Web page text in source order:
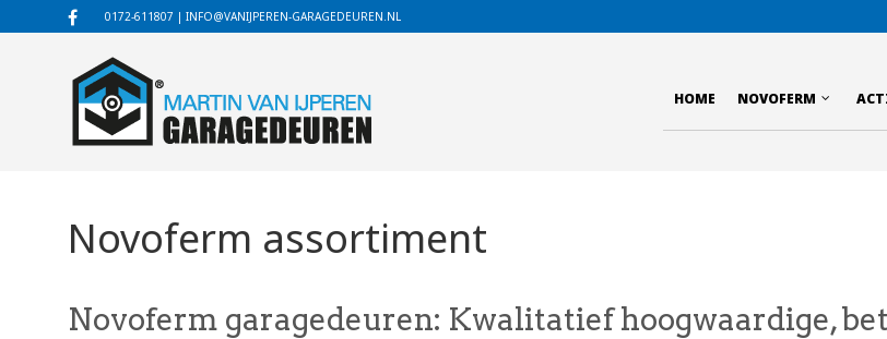
0172-611807 | INFO@VANIJPEREN-GARAGEDEUREN.NL
HOME NOVOFERM
Novoferm assortiment
Novoferm garagedeuren: Kwalitatief hoogwaardige,